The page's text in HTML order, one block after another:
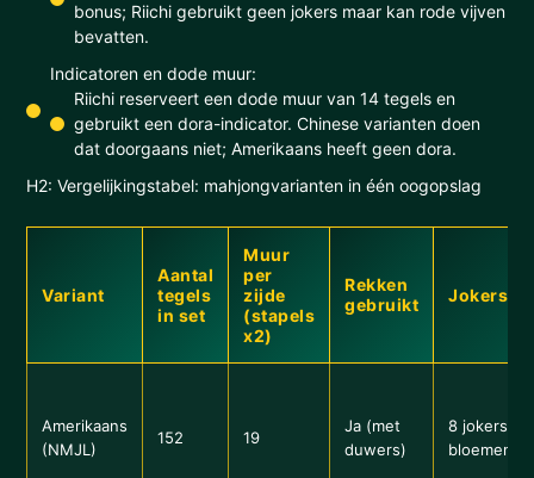
bonus; Riichi gebruikt geen jokers maar kan rode vijven
bevatten.
Indicatoren en dode muur:
Riichi reserveert een dode muur van 14 tegels en
gebruikt een dora-indicator. Chinese varianten doen
dat doorgaans niet; Amerikaans heeft geen dora.
H2: Vergelijkingstabel: mahjongvarianten in één oogopslag
Variant
Aantal
tegels
in set
Muur
per
zijde
(stapels
x2)
Rekken
gebruikt
Jokers/
Amerikaans
(NMJL)
152 19
Ja (met
duwers)
8 jokers / 8
bloemen